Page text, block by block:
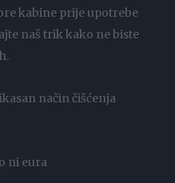
kabine prije upotrebe
naš trik kako ne biste
način čišćenja
ni eura